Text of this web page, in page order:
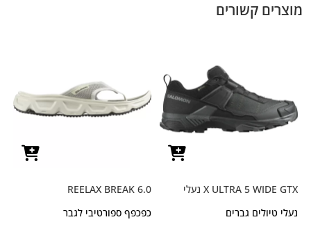
מוצרים קשורים
X ULTRA 5 WIDE GTX נעלי
נעלי טיולים גברים
REELAX BREAK 6.0
כפכפף ספורטיבי לגבר